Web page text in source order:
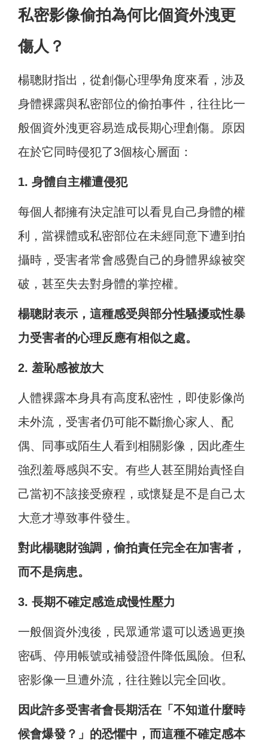
私密影像偷拍為何比個資外洩更
傷人？
楊聰財指出，從創傷心理學角度來看，涉及
身體裸露與私密部位的偷拍事件，往往比一
般個資外洩更容易造成長期心理創傷。原因
在於它同時侵犯了3個核心層面：
1. 身體自主權遭侵犯
每個人都擁有決定誰可以看見自己身體的權
利，當裸體或私密部位在未經同意下遭到拍
攝時，受害者常會感覺自己的身體界線被突
破，甚至失去對身體的掌控權。
楊聰財表示，這種感受與部分性騷擾或性暴
力受害者的心理反應有相似之處。
2. 羞恥感被放大
人體裸露本身具有高度私密性，即使影像尚
未外流，受害者仍可能不斷擔心家人、配
偶、同事或陌生人看到相關影像，因此產生
強烈羞辱感與不安。有些人甚至開始責怪自
己當初不該接受療程，或懷疑是不是自己太
大意才導致事件發生。
對此楊聰財強調，偷拍責任完全在加害者，
而不是病患。
3. 長期不確定感造成慢性壓力
一般個資外洩後，民眾通常還可以透過更換
密碼、停用帳號或補發證件降低風險。但私
密影像一旦遭外流，往往難以完全回收。
因此許多受害者會長期活在「不知道什麼時
候會爆發？」的恐懼中，而這種不確定感本